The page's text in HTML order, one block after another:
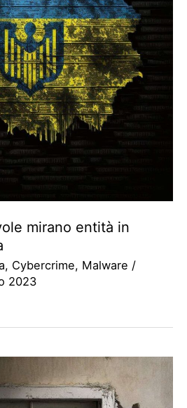
mirano entità in
, Cybercrime, Malware /
2023